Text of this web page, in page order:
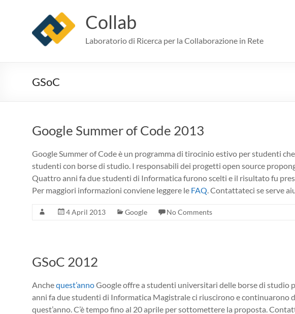
Collab
Laboratorio di Ricerca per la Collaborazione in Rete
GSoC
Google Summer of Code 2013
Google Summer of Code è un programma di tirocinio estivo per studenti
studenti con borse di studio. I responsabili dei progetti open source
Quattro anni fa due studenti di Informatica furono scelti e il risultato fu
Per maggiori informazioni conviene leggere le FAQ. Contattateci se serve
4 April 2013 Google No Comments
GSoC 2012
Anchequest’annoGoogle offre a studenti universitari delle borse di studio
anni fa due studenti di Informatica Magistrale ci riuscirono e continuarono
quest’anno. C’è tempo fino al 20 aprile per sottomettere la proposta.